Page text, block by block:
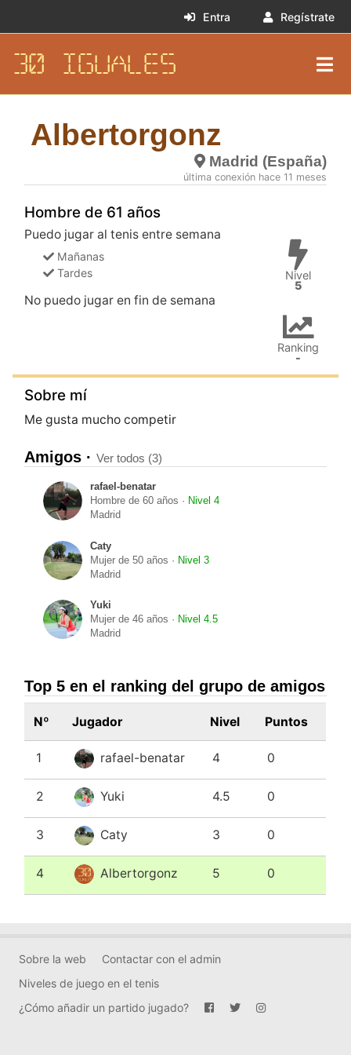
Entra Regístrate
30 IGUALES
Albertorgonz
Madrid (España)
última conexión hace 11 meses
Hombre de 61 años
Puedo jugar al tenis entre semana
Mañanas
Tardes
No puedo jugar en fin de semana
Nivel
5
Ranking
-
Sobre mí
Me gusta mucho competir
Amigos ·Ver todos (3)
rafael-benatar
Hombre de 60 años · Nivel 4
Madrid
Caty
Mujer de 50 años · Nivel 3
Madrid
Yuki
Mujer de 46 años · Nivel 4.5
Madrid
Top 5 en el ranking del grupo de amigos
Nº Jugador Nivel Puntos
1 rafael-benatar 4 0
2 Yuki 4.5 0
3 Caty 3 0
4 Albertorgonz 5 0
Sobre la web
Contactar con el admin
Niveles de juego en el tenis
¿Cómo añadir un partido jugado?